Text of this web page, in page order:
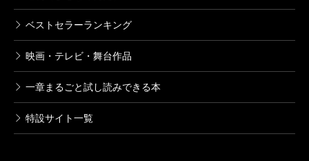
ベストセラーランキング
映画・テレビ・舞台作品
一章まるごと試し読みできる本
特設サイト一覧